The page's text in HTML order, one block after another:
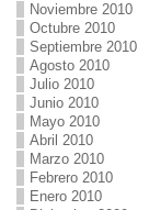
Noviembre 2010
Octubre 2010
Septiembre 2010
Agosto 2010
Julio 2010
Junio 2010
Mayo 2010
Abril 2010
Marzo 2010
Febrero 2010
Enero 2010